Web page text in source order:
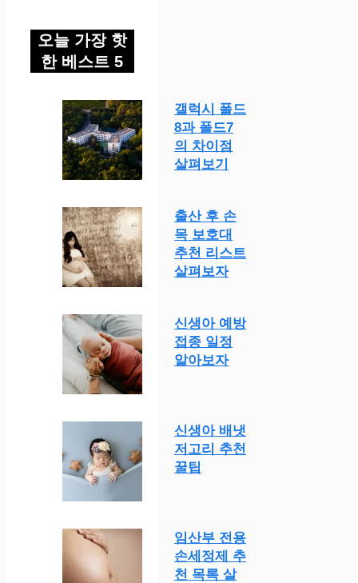
오늘 가장 핫
한 베스트 5
갤럭시 폴드
8과 폴드7
의 차이점
살펴보기
출산 후 손
목 보호대
추천 리스트
살펴보자
신생아 예방
접종 일정
알아보자
신생아 배냇
저고리 추천
꿀팁
임산부 전용
손세정제 추
천 목록 살